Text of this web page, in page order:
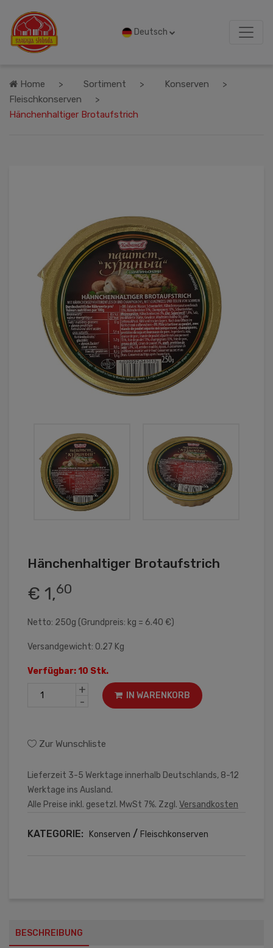
Deutsch
Home Sortiment
Konserven
Fleischkonserven
Hänchenhaltiger Brotaufstrich
Hänchenhaltiger Brotaufstrich
€ 1,60
Netto: 250g (Grundpreis: kg = 6.40 €)
Versandgewicht: 0.27 Kg
Verfügbar: 10 Stk.
+
-
IN WARENKORB
Zur Wunschliste
Lieferzeit 3-5 Werktage innerhalb Deutschlands, 8-12
Werktage ins Ausland.
Alle Preise inkl. gesetzl. MwSt 7%. Zzgl. Versandkosten
KATEGORIE: Konserven / Fleischkonserven
BESCHREIBUNG